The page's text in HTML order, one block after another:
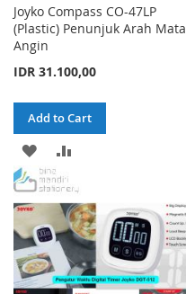
Joyko Compass CO-47LP
(Plastic) Penunjuk Arah Mata
Angin
IDR 31.100,00
Add to Cart
ADD
TO
WISH
LIST
COMPARE